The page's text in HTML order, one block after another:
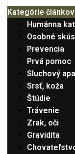
Kategórie článkov
Humánna
Osobné
Prevencia
Prvá pomoc
Sluchový
Srsť, koža
Štúdie
Trávenie
Zrak, oči
Gravidita